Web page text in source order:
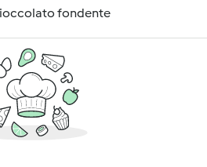
fondente